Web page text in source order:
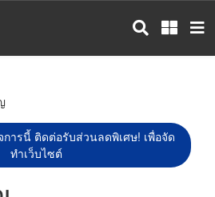
ารนี้ ติดต่อรับส่วนลดพิเศษ! เพื่อจัด
ทำเว็บไซต์